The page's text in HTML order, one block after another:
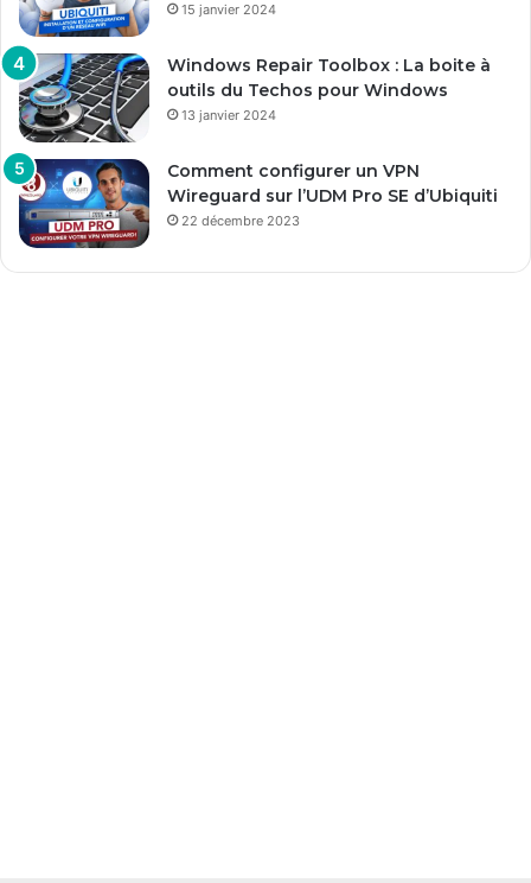
15 janvier 2024
Windows Repair Toolbox : La boite à
outils du Techos pour Windows
13 janvier 2024
Comment configurer un VPN
Wireguard sur l’UDM Pro SE d’Ubiquiti
22 décembre 2023